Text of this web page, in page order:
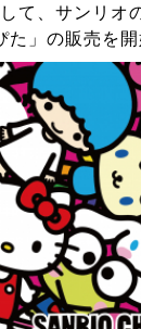
て、サンリオ
」の販売を開